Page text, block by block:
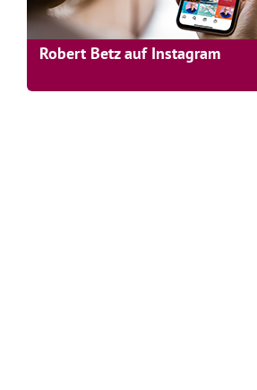
Robert Betz auf Instagram